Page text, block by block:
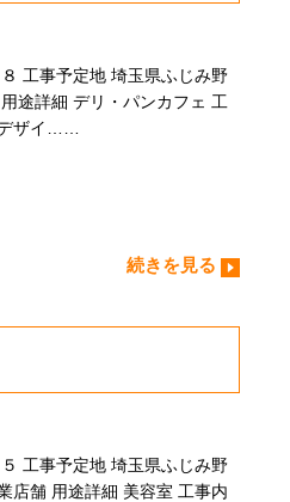
工事予定地 埼玉県ふじみ野
途詳細 デリ・パンカフェ 工
ザイ……
続きを見る
工事予定地 埼玉県ふじみ野
店舗 用途詳細 美容室 工事内